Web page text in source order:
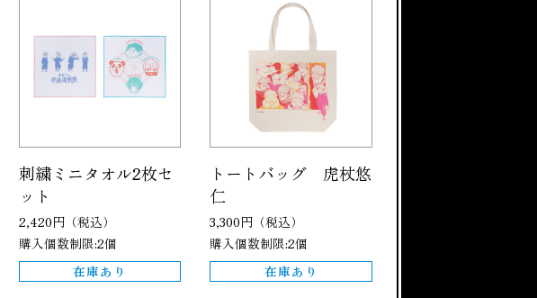
刺繍ミニタオル2枚セ
ット
2,420円（税込）
購入個数制限:2個
在庫あり
トートバッグ 虎杖悠
仁
3,300円（税込）
購入個数制限:2個
在庫あり